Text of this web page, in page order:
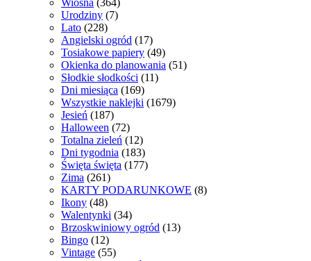
Urodziny (7)
Lato (228)
Angielski ogród (17)
Tosiakowe papiery (49)
Okienka do planowania (51)
Słodkie słodkości (11)
Dni miesiąca (169)
Wszystkie naklejki (1679)
Jesień (187)
Halloween (72)
Totalna zieleń (12)
Dni tygodnia (183)
Święta święta (177)
Zima (261)
KARTY PODARUNKOWE (8)
Ikony (48)
Walentynki (34)
Brzoskwiniowy ogród (13)
Bingo (12)
Vintage (55)